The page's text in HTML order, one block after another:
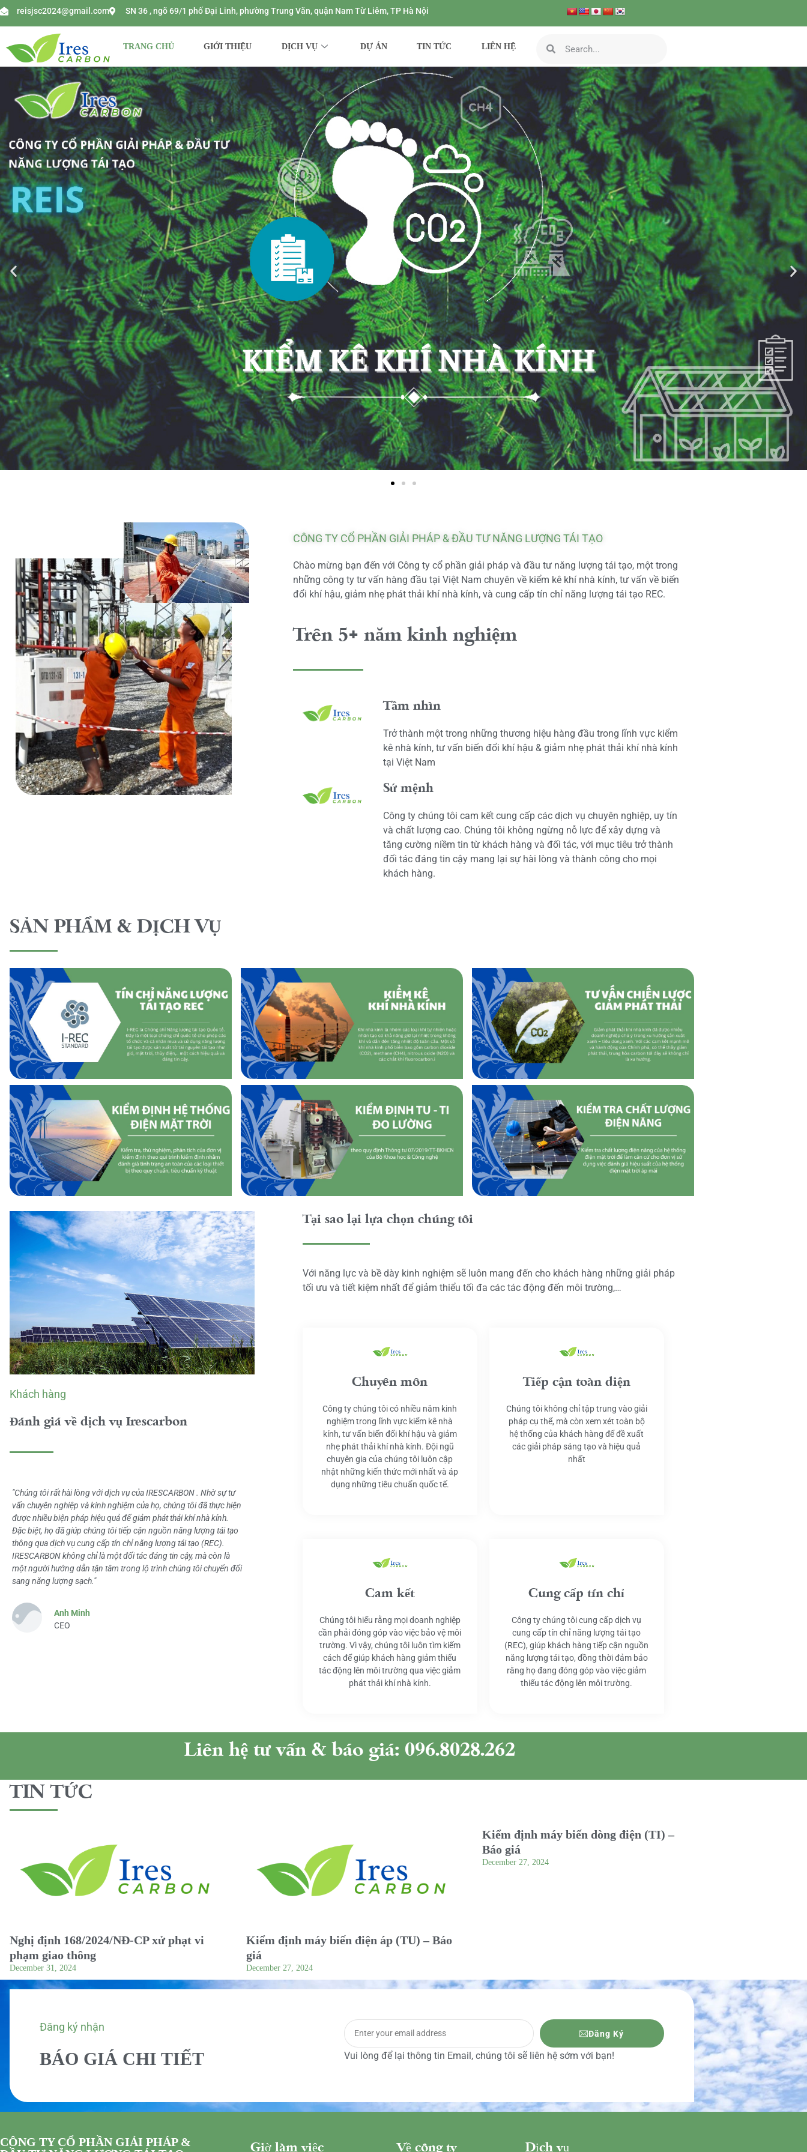
reisjsc2024@gmail.com SN 36 , ngõ 69/1 phố Đại Linh, phường Trung Văn, quận Nam Từ Liêm, TP Hà Nội
TRANG CHỦ GIỚI THIỆU DỊCH VỤ DỰ ÁN TIN TỨC LIÊN HỆ
CÔNG TY CỔ PHẦN GIẢI PHÁP & ĐẦU TƯ NĂNG LƯỢNG TÁI TẠO
Chào mừng bạn đến với Công ty cổ phần giải pháp và đầu tư năng lượng tái tạo, một trong
những công ty tư vấn hàng đầu tại Việt Nam chuyên về kiểm kê khí nhà kính, tư vấn về biến
đổi khí hậu, giảm nhẹ phát thải khí nhà kính, và cung cấp tín chỉ năng lượng tái tạo REC.
Trên 5+ năm kinh nghiệm
Tầm nhìn
Trở thành một trong những thương hiệu hàng đầu trong lĩnh vực kiểm
kê nhà kính, tư vấn biến đổi khí hậu & giảm nhẹ phát thải khí nhà kính
tại Việt Nam
Sứ mệnh
Công ty chúng tôi cam kết cung cấp các dịch vụ chuyên nghiệp, uy tín
và chất lượng cao. Chúng tôi không ngừng nỗ lực để xây dựng và
tăng cường niềm tin từ khách hàng và đối tác, với mục tiêu trở thành
đối tác đáng tin cậy mang lại sự hài lòng và thành công cho mọi
khách hàng.
SẢN PHẨM & DỊCH VỤ
Khách hàng
Đánh giá về dịch vụ Irescarbon
"Chúng tôi rất hài lòng với dịch vụ của IRESCARBON . Nhờ sự tư
vấn chuyên nghiệp và kinh nghiệm của họ, chúng tôi đã thực hiện
được nhiều biện pháp hiệu quả để giảm phát thải khí nhà kính.
Đặc biệt, họ đã giúp chúng tôi tiếp cận nguồn năng lượng tái tạo
thông qua dịch vụ cung cấp tín chỉ năng lượng tái tạo (REC).
IRESCARBON không chỉ là một đối tác đáng tin cậy, mà còn là
một người hướng dẫn tận tâm trong lộ trình chúng tôi chuyển đổi
sang năng lượng sạch."
Anh Minh
CEO
Tại sao lại lựa chọn chúng tôi
Với năng lực và bề dày kinh nghiệm sẽ luôn mang đến cho khách hàng những giải pháp
tối ưu và tiết kiệm nhất để giảm thiểu tối đa các tác động đến môi trường,…
Chuyên môn
Công ty chúng tôi có nhiều năm kinh
nghiệm trong lĩnh vực kiểm kê nhà
kính, tư vấn biến đổi khí hậu và giảm
nhẹ phát thải khí nhà kính. Đội ngũ
chuyên gia của chúng tôi luôn cập
nhật những kiến thức mới nhất và áp
dụng những tiêu chuẩn quốc tế.
Tiếp cận toàn diện
Chúng tôi không chỉ tập trung vào giải
pháp cụ thể, mà còn xem xét toàn bộ
hệ thống của khách hàng để đề xuất
các giải pháp sáng tạo và hiệu quả
nhất
Cam kết
Chúng tôi hiểu rằng mọi doanh nghiệp
cần phải đóng góp vào việc bảo vệ môi
trường. Vì vậy, chúng tôi luôn tìm kiếm
cách để giúp khách hàng giảm thiểu
tác động lên môi trường qua việc giảm
phát thải khí nhà kính.
Cung cấp tín chỉ
Công ty chúng tôi cung cấp dịch vụ
cung cấp tín chỉ năng lượng tái tạo
(REC), giúp khách hàng tiếp cận nguồn
năng lượng tái tạo, đồng thời đảm bảo
rằng họ đang đóng góp vào việc giảm
thiểu tác động lên môi trường.
Liên hệ tư vấn & báo giá: 096.8028.262
TIN TỨC
Nghị định 168/2024/NĐ-CP xử phạt vi
phạm giao thông
December 31, 2024
Kiểm định máy biến điện áp (TU) – Báo
giá
December 27, 2024
Kiểm định máy biến dòng điện (TI) –
Báo giá
December 27, 2024
Đăng ký nhận
BÁO GIÁ CHI TIẾT
Đăng Ký
Vui lòng để lại thông tin Email, chúng tôi sẽ liên hệ sớm với bạn!
CÔNG TY CỔ PHẦN GIẢI PHÁP &
Giờ làm việc Về công ty Dịch vụ